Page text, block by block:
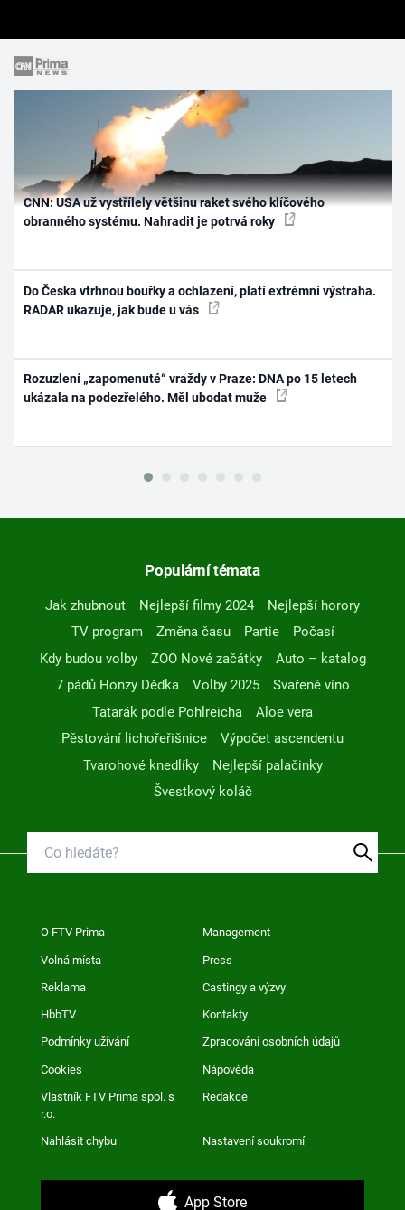
CNN: USA už vystřílely většinu raket svého klíčového
obranného systému. Nahradit je potrvá roky
Do Česka vtrhnou bouřky a ochlazení, platí extrémní výstraha.
RADAR ukazuje, jak bude u vás
Rozuzlení „zapomenuté“ vraždy v Praze: DNA po 15 letech
ukázala na podezřelého. Měl ubodat muže
Populární témata
Jak zhubnout Nejlepší filmy 2024
Nejlepší horory
TV program
Změna času Partie
Počasí
Kdy budou volby
ZOO Nové začátky
Auto – katalog
7 pádů Honzy Dědka
Volby 2025
Svařené víno
Tatarák podle Pohlreicha
Aloe vera
Pěstování lichořeřišnice
Výpočet ascendentu
Tvarohové knedlíky
Nejlepší palačinky
Švestkový koláč
O FTV Prima Management
Volná místa Press
Reklama Castingy a výzvy
HbbTV Kontakty
Podmínky užívání Zpracování osobních údajů
Cookies Nápověda
Vlastník FTV Prima spol. s
r.o.
Redakce
Nahlásit chybu Nastavení soukromí
App Store